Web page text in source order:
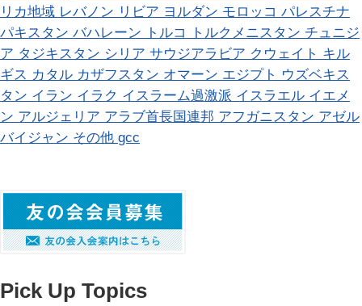
リカ地域 レバノン リビア ヨルダン モロッコ パレスチナ
パキスタン バハレーン トルコ トルクメニスタン チュニジ
ア タジキスタン シリア サウジアラビア クウェイト キル
ギス カタル カザフスタン オマーン エジプト ウズベキス
タン イラン イラク イスラーム過激派 イスラエル イエメ
ン アルジェリア アラブ首長国連邦 アフガニスタン アゼル
バイジャン その他 gcc
Pick Up Topics